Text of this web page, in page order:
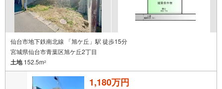
仙台市地下鉄南北線 「旭ケ丘」駅 徒歩15分
宮城県仙台市青葉区旭ケ丘2丁目
土地152.5m2
1,180万円